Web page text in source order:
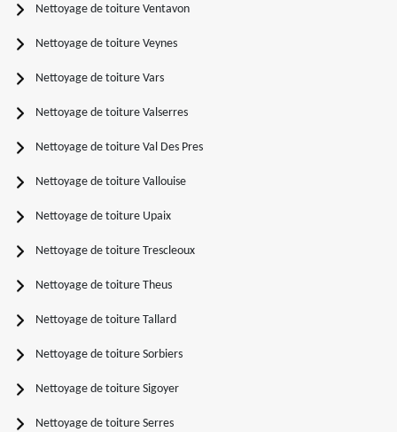
Nettoyage de toiture Ventavon
Nettoyage de toiture Veynes
Nettoyage de toiture Vars
Nettoyage de toiture Valserres
Nettoyage de toiture Val Des Pres
Nettoyage de toiture Vallouise
Nettoyage de toiture Upaix
Nettoyage de toiture Trescleoux
Nettoyage de toiture Theus
Nettoyage de toiture Tallard
Nettoyage de toiture Sorbiers
Nettoyage de toiture Sigoyer
Nettoyage de toiture Serres